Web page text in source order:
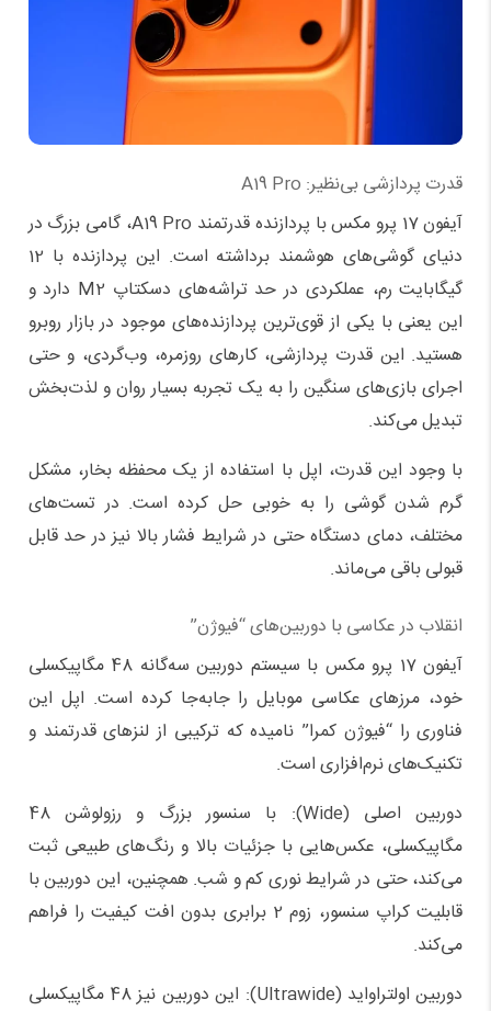
قدرت پردازشی بی‌نظیر: A19 Pro
آیفون 17 پرو مکس با پردازنده قدرتمند A19 Pro، گامی بزرگ در
دنیای گوشی‌های هوشمند برداشته است. این پردازنده با 12
گیگابایت رم، عملکردی در حد تراشه‌های دسکتاپ M2 دارد و
این یعنی با یکی از قوی‌ترین پردازنده‌های موجود در بازار روبرو
هستید. این قدرت پردازشی، کارهای روزمره، وب‌گردی، و حتی
اجرای بازی‌های سنگین را به یک تجربه بسیار روان و لذت‌بخش
تبدیل می‌کند.
با وجود این قدرت، اپل با استفاده از یک محفظه بخار، مشکل
گرم شدن گوشی را به خوبی حل کرده است. در تست‌های
مختلف، دمای دستگاه حتی در شرایط فشار بالا نیز در حد قابل
قبولی باقی می‌ماند.
انقلاب در عکاسی با دوربین‌های “فیوژن”
آیفون 17 پرو مکس با سیستم دوربین سه‌گانه 48 مگاپیکسلی
خود، مرزهای عکاسی موبایل را جابه‌جا کرده است. اپل این
فناوری را “فیوژن کمرا” نامیده که ترکیبی از لنزهای قدرتمند و
تکنیک‌های نرم‌افزاری است.
دوربین اصلی (Wide): با سنسور بزرگ و رزولوشن 48
مگاپیکسلی، عکس‌هایی با جزئیات بالا و رنگ‌های طبیعی ثبت
می‌کند، حتی در شرایط نوری کم و شب. همچنین، این دوربین با
قابلیت کراپ سنسور، زوم 2 برابری بدون افت کیفیت را فراهم
می‌کند.
دوربین اولتراواید (Ultrawide): این دوربین نیز 48 مگاپیکسلی